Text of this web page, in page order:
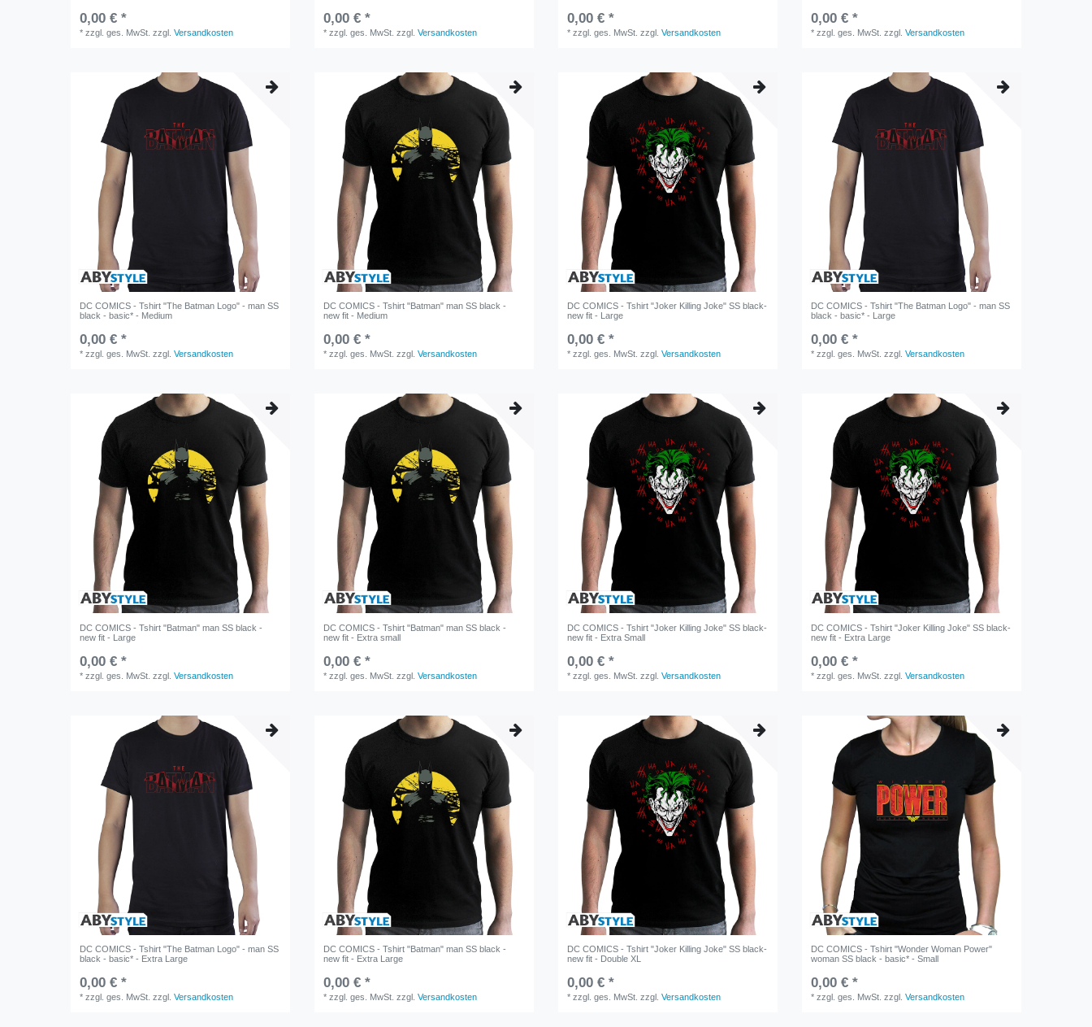
0,00 € *
*zzgl. ges. MwSt. zzgl.Versandkosten
0,00 € *
*zzgl. ges. MwSt. zzgl.Versandkosten
0,00 € *
*zzgl. ges. MwSt. zzgl.Versandkosten
0,00 € *
*zzgl. ges. MwSt. zzgl.Versandkosten
DC COMICS - Tshirt "The Batman Logo" - man SS
black - basic* - Medium
0,00 € *
*zzgl. ges. MwSt. zzgl.Versandkosten
DC COMICS - Tshirt "Batman" man SS black -
new fit - Medium
0,00 € *
*zzgl. ges. MwSt. zzgl.Versandkosten
DC COMICS - Tshirt "Joker Killing Joke" SS black-
new fit - Large
0,00 € *
*zzgl. ges. MwSt. zzgl.Versandkosten
DC COMICS - Tshirt "The Batman Logo" - man SS
black - basic* - Large
0,00 € *
*zzgl. ges. MwSt. zzgl.Versandkosten
DC COMICS - Tshirt "Batman" man SS black -
new fit - Large
0,00 € *
*zzgl. ges. MwSt. zzgl.Versandkosten
DC COMICS - Tshirt "Batman" man SS black -
new fit - Extra small
0,00 € *
*zzgl. ges. MwSt. zzgl.Versandkosten
DC COMICS - Tshirt "Joker Killing Joke" SS black-
new fit - Extra Small
0,00 € *
*zzgl. ges. MwSt. zzgl.Versandkosten
DC COMICS - Tshirt "Joker Killing Joke" SS black-
new fit - Extra Large
0,00 € *
*zzgl. ges. MwSt. zzgl.Versandkosten
DC COMICS - Tshirt "The Batman Logo" - man SS
black - basic* - Extra Large
0,00 € *
*zzgl. ges. MwSt. zzgl.Versandkosten
DC COMICS - Tshirt "Batman" man SS black -
new fit - Extra Large
0,00 € *
*zzgl. ges. MwSt. zzgl.Versandkosten
DC COMICS - Tshirt "Joker Killing Joke" SS black-
new fit - Double XL
0,00 € *
*zzgl. ges. MwSt. zzgl.Versandkosten
DC COMICS - Tshirt "Wonder Woman Power"
woman SS black - basic* - Small
0,00 € *
*zzgl. ges. MwSt. zzgl.Versandkosten